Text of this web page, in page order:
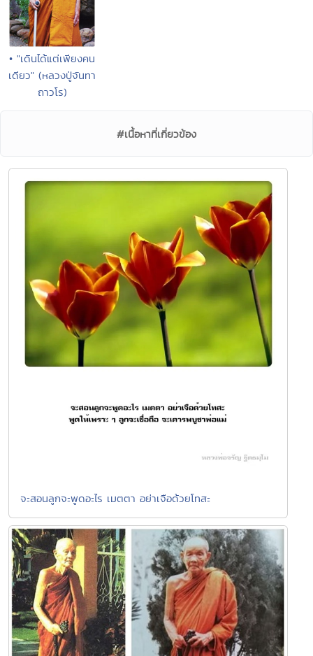
• "เดินได้แต่เพียงคน
เดียว" (หลวงปู่จันทา
ถาวโร)
#เนื้อหาที่เกี่ยวข้อง
จะสอนลูกจะพูดอะไร เมตตา อย่าเจือด้วยโทสะ